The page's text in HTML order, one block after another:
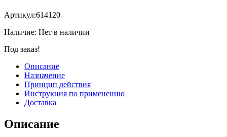
Артикул:614120
Наличие: Нет в наличии
Под заказ!
Описание
Назначение
Принцип действия
Инструкция по применению
Доставка
Описание